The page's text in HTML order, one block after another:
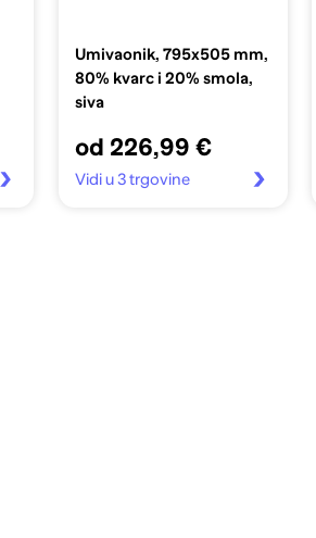
Umivaonik, 795x505 mm,
80% kvarc i 20% smola,
siva
od 226,99 €
Vidi u 3 trgovine